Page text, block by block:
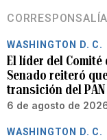
WASHINGTON D. C.
El líder del
Senado reiteró
transición del PAN
6 de agosto de
WASHINGTON D. C.